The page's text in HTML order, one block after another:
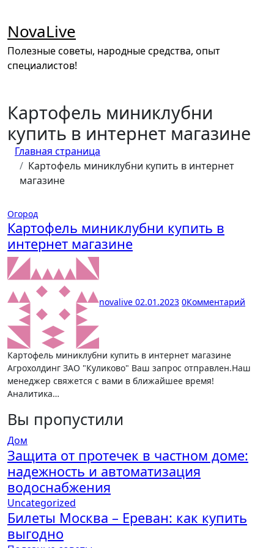
содержимому
NovaLive
Полезные советы, народные средства, опыт
специалистов!
Картофель миниклубни
купить в интернет магазине
Главная страница
Картофель миниклубни купить в интернет
магазине
Огород
Картофель миниклубни купить в
интернет магазине
novalive 02.01.2023 0Комментарий
Картофель миниклубни купить в интернет магазине
Агрохолдинг ЗАО "Куликово" Ваш запрос отправлен.Наш
менеджер свяжется с вами в ближайшее время!
Аналитика…
Вы пропустили
Дом
Защита от протечек в частном доме:
надежность и автоматизация
водоснабжения
Uncategorized
Билеты Москва – Ереван: как купить
выгодно